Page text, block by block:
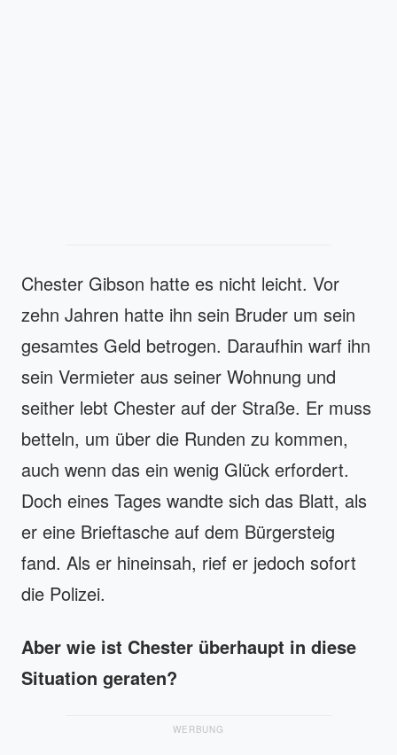
Chester Gibson hatte es nicht leicht. Vor
zehn Jahren hatte ihn sein Bruder um sein
gesamtes Geld betrogen. Daraufhin warf ihn
sein Vermieter aus seiner Wohnung und
seither lebt Chester auf der Straße. Er muss
betteln, um über die Runden zu kommen,
auch wenn das ein wenig Glück erfordert.
Doch eines Tages wandte sich das Blatt, als
er eine Brieftasche auf dem Bürgersteig
fand. Als er hineinsah, rief er jedoch sofort
die Polizei.
Aber wie ist Chester überhaupt in diese
Situation geraten?
WERBUNG